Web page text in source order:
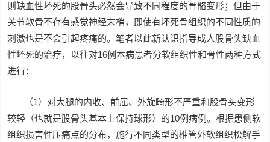
则缺血性坏死的股骨头必然会导致不同程度的骨骼变形；但由于
关节软骨不存有感觉神经末梢，即使有坏死骨组织的不同性质的
刺激也是不会引起疼痛的。笔者以此新认识指导成人股骨头缺血
性坏死的治疗，以往对16例本病患者分软组织性和骨性两种方式
进行：
（1）对大腿的内收、前屈、外旋畸形不严重和股骨头变形
较轻（也就是股骨头基本上保持球形）的10例病例。根据患侧软
组织损害性压痛点的分布，施行不同类型的椎管外软组织松解手